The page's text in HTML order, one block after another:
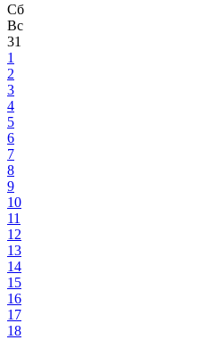
Сб
Вс
31
1
2
3
4
5
6
7
8
9
10
11
12
13
14
15
16
17
18